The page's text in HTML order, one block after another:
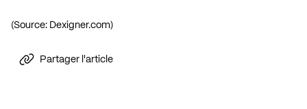
(Source: Dexigner.com)
Partager l'article